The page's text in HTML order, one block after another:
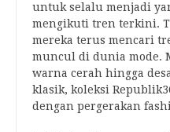
untuk selalu menjadi
mengikuti tren terkini.
mereka terus mencari
muncul di dunia mode.
warna cerah hingga
klasik, koleksi
dengan pergerakan